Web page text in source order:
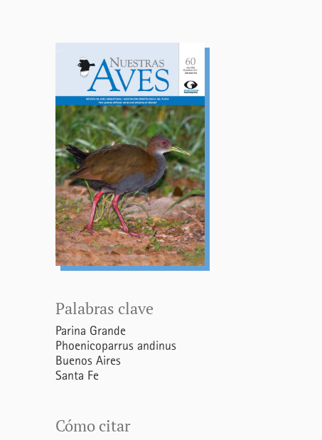
Palabras clave
Parina Grande
Phoenicoparrus andinus
Buenos Aires
Santa Fe
Cómo citar